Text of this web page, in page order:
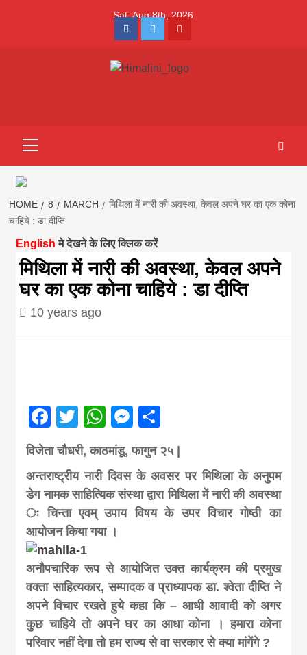
Sat. Aug 8th, 2026
FacebookTwitterYoutube
hindi
||madhesh
first hindi
magazine of
Nepal brings
from
news,
khabar
HOME 8 MARCH
मिथिला में नारी की अवस्था, केवल अपने घर का एक कोना
चाहिये : डा दीप्ति
English मे देखने के लिए क्लिक करें
मिथिला में नारी की अवस्था, केवल अपने
घर का एक कोना चाहिये : डा दीप्ति
10 years ago
Facebook
TwitterWhatsApp
Messenger
विजेता चौधरी, काठमांडू, फागुन २५ |
अन्तराष्ट्रीय नारी दिवस के अवसर पर मिथिला के अनुपम
डेग नामक साहित्यिक संस्था द्वारा मिथिला में नारी की अवस्था
ः चिन्ता एवम् उपाय विषय के उपर विचार गोष्ठी का
आयोजन किया गया ।
अनौपचारिक रूप से आयोजित उक्त कार्यक्रम की प्रमुख
वक्ता साहित्यकार, सम्पादक व प्राध्यापक डा. श्वेता दीप्ति ने
अपने विचार रखते हुये कहा कि – आधी आवादी को अगर
कुछ चाहिये तो अपने घर का आधा कोना । हमारा कोना
परिवार नहीं देगा तो हम राज्य से वा सरकार से क्या मांगेंगे ?